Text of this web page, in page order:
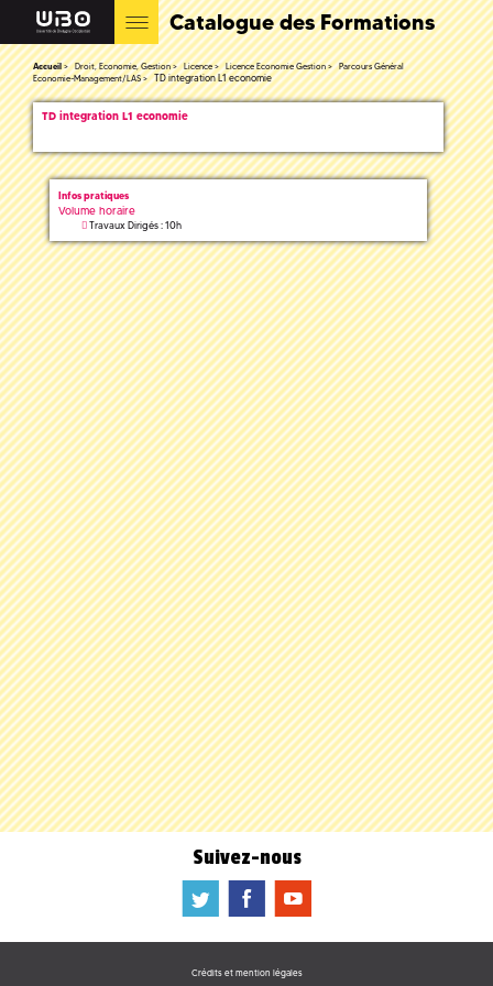
Catalogue des Formations
Accueil Droit, Economie, Gestion Licence Licence Economie Gestion
Parcours Général
Economie-Management/LAS
TD integration L1 economie
TD integration L1 economie
Infos pratiques
Volume horaire
Travaux Dirigés : 10h
Suivez-nous
a b f
Crédits et mention légales